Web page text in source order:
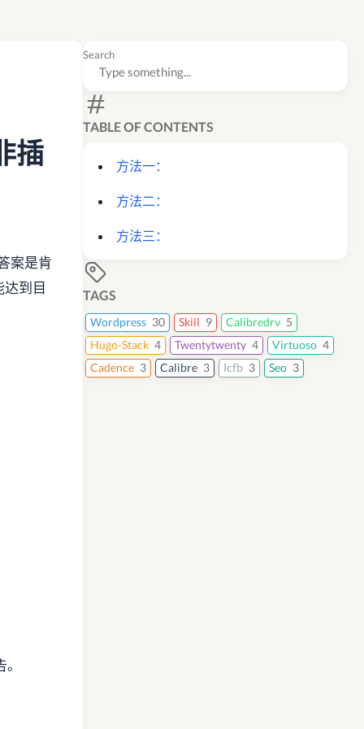
Search
TABLE OF CONTENTS
方法一：
方法二：
方法三：
TAGS
Wordpress 30 Skill 9 Calibredrv 5
Hugo-Stack 4 Twentytwenty 4 Virtuoso 4
Cadence 3 Calibre 3 Icfb 3 Seo 3
插
案是肯
达到目